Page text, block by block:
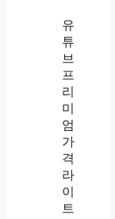
유
튜
브
프
리
미
엄
가
격
라
이
트